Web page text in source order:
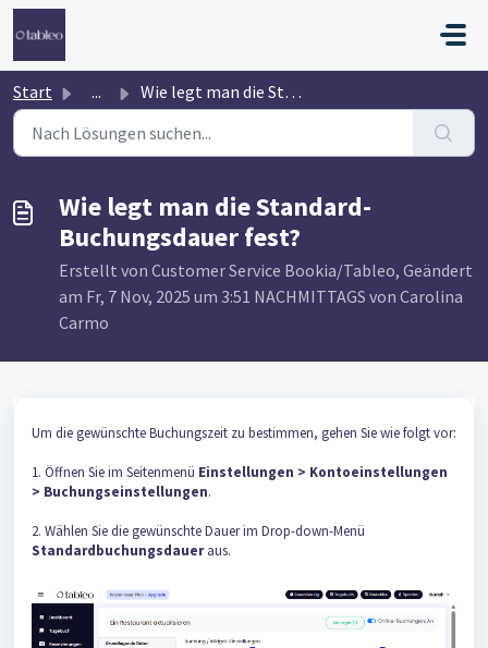
Zum hauptsächlichen Inhalt gehen
Start ... Wie legt man die Standard-Buchungsdauer fest?
Wie legt man die Standard-
Buchungsdauer fest?
Erstellt von Customer Service Bookia/Tableo, Geändert
am Fr, 7 Nov, 2025 um 3:51 NACHMITTAGS von Carolina
Carmo
Um die gewünschte Buchungszeit zu bestimmen, gehen Sie wie folgt vor:
1. Öffnen Sie im Seitenmenü Einstellungen > Kontoeinstellungen
> Buchungseinstellungen.
2. Wählen Sie die gewünschte Dauer im Drop-down-Menü
Standardbuchungsdaueraus.